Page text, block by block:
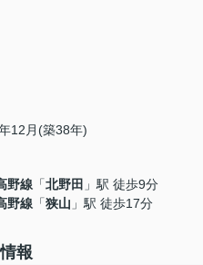
12月(築38年)
野線 「北野田 」駅 徒歩9分
野線 「狭山 」駅 徒歩17分
報